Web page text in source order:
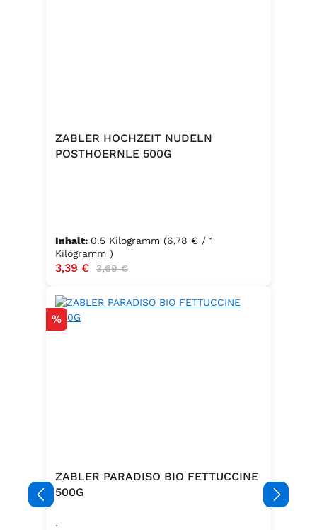
ZABLER HOCHZEIT NUDELN
POSTHOERNLE 500G
Inhalt: 0.5 Kilogramm (6,78 € / 1
Kilogramm )
Verkaufspreis:
3,39 € Regulärer Preis:
3,69 €
Rabatt
%
ZABLER PARADISO BIO FETTUCCINE
500G
.